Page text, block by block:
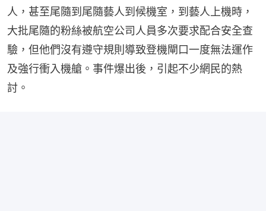
人，甚至尾隨到尾隨藝人到候機室，到藝人上機時，
大批尾隨的粉絲被航空公司人員多次要求配合安全查
驗，但他們沒有遵守規則導致登機閘口一度無法運作
及強行衝入機艙。事件爆出後，引起不少網民的熱
討。